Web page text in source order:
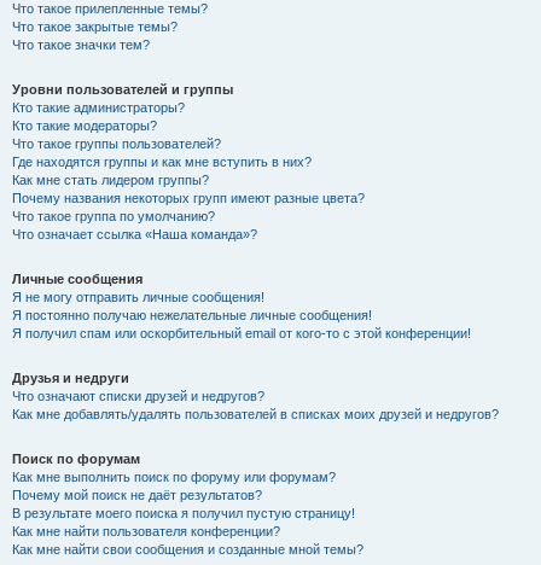
Что такое прилепленные темы?
Что такое закрытые темы?
Что такое значки тем?
Уровни пользователей и группы
Кто такие администраторы?
Кто такие модераторы?
Что такое группы пользователей?
Где находятся группы и как мне вступить в них?
Как мне стать лидером группы?
Почему названия некоторых групп имеют разные цвета?
Что такое группа по умолчанию?
Что означает ссылка «Наша команда»?
Личные сообщения
Я не могу отправить личные сообщения!
Я постоянно получаю нежелательные личные сообщения!
Я получил спам или оскорбительный email от кого-то с этой конференции!
Друзья и недруги
Что означают списки друзей и недругов?
Как мне добавлять/удалять пользователей в списках моих друзей и недругов?
Поиск по форумам
Как мне выполнить поиск по форуму или форумам?
Почему мой поиск не даёт результатов?
В результате моего поиска я получил пустую страницу!
Как мне найти пользователя конференции?
Как мне найти свои сообщения и созданные мной темы?